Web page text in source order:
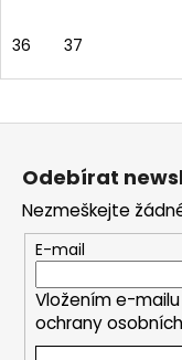
36 37
Odebírat
Nezmeškejte
E-mail
Vložením e-
ochrany